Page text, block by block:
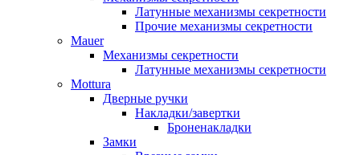
Латунные механизмы секретности
Прочие механизмы секретности
Mauer
Механизмы секретности
Латунные механизмы секретности
Mottura
Дверные ручки
Накладки/завертки
Броненакладки
Замки